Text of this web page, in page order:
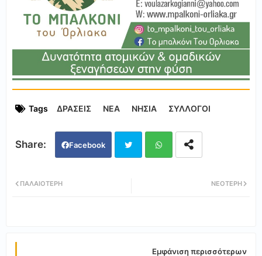
Tags ΔΡΑΣΕΙΣ ΝΕΑ ΝΗΣΙΑ ΣΥΛΛΟΓΟΙ
Facebook
ΝΕΌΤΕΡΗ
ΠΑΛΑΙΌΤΕΡΗ
Εμφάνιση περισσότερων